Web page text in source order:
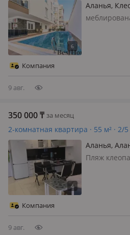
Аланья,
Компания
9 авг.
350 000₸ за месяц
2-комнатная квартира · 55 м² · 2/
Аланья,
Пляж
Компания
9 авг.